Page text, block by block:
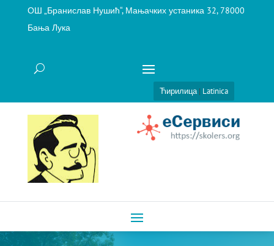
ОШ „Бранислав Нушић“, Мањачких устаника 32, 78000
Бања Лука
Ћирилица| Latinica